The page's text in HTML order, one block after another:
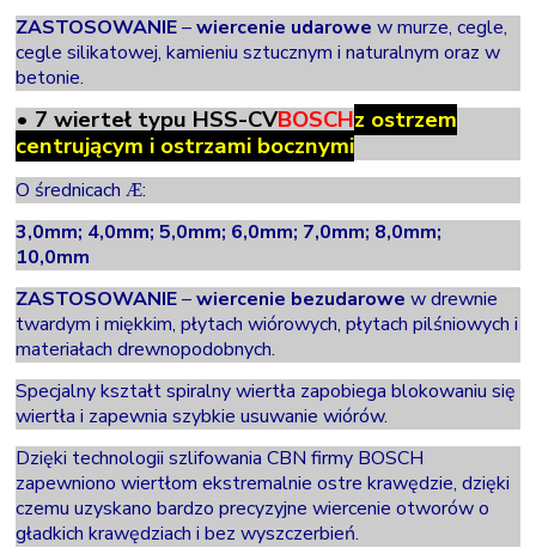
ZASTOSOWANIE–wiercenie udarowe w murze, cegle,
cegle silikatowej, kamieniu sztucznym i naturalnym oraz w
betonie.
• 7 wierteł typu HSS-CVBOSCHz ostrzem
centrującym i ostrzami bocznymi
O średnicachÆ:
3,0mm; 4,0mm; 5,0mm; 6,0mm; 7,0mm; 8,0mm;
10,0mm
ZASTOSOWANIE–wiercenie bezudarowe w drewnie
twardym i miękkim, płytach wiórowych, płytach pilśniowych i
materiałach drewnopodobnych.
Specjalny kształt spiralny wiertła zapobiega blokowaniu się
wiertła i zapewnia szybkie usuwanie wiórów.
Dzięki technologii szlifowania CBN firmy BOSCH
zapewniono wiertłom ekstremalnie ostre krawędzie, dzięki
czemu uzyskano bardzo precyzyjne wiercenie otworów o
gładkich krawędziach i bezwyszczerbień.